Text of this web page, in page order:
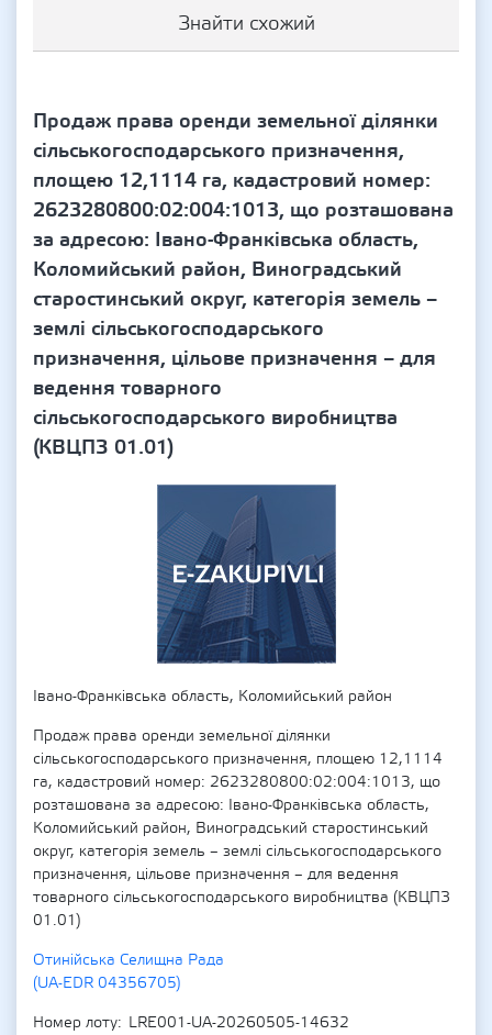
Знайти схожий
Продаж права оренди земельної ділянки
сільськогосподарського призначення,
площею 12,1114 га, кадастровий номер:
2623280800:02:004:1013, що розташована
за адресою: Івано-Франківська область,
Коломийський район, Виноградський
старостинський округ, категорія земель –
землі сільськогосподарського
призначення, цільове призначення – для
ведення товарного
сільськогосподарського виробництва
(КВЦПЗ 01.01)
Івано-Франківська область, Коломийський район
Продаж права оренди земельної ділянки
сільськогосподарського призначення, площею 12,1114
га, кадастровий номер: 2623280800:02:004:1013, що
розташована за адресою: Івано-Франківська область,
Коломийський район, Виноградський старостинський
округ, категорія земель – землі сільськогосподарського
призначення, цільове призначення – для ведення
товарного сільськогосподарського виробництва (КВЦПЗ
01.01)
Отинійська Селищна Рада
(UA-EDR 04356705)
Номер лоту
LRE001-UA-20260505-14632